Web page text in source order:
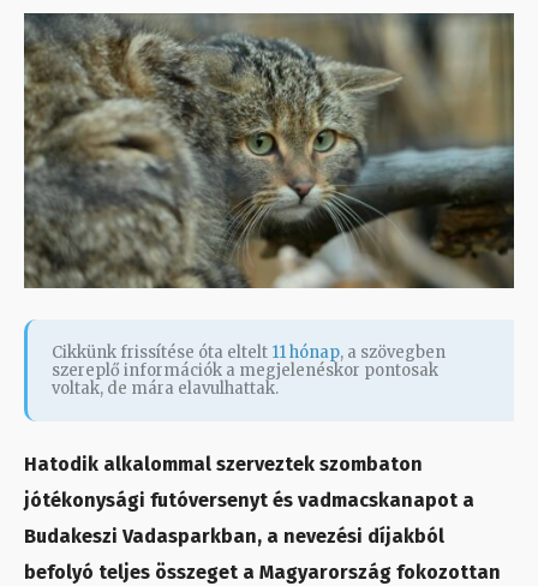
Cikkünk frissítése óta eltelt 11 hónap, a szövegben
szereplő információk a megjelenéskor pontosak
voltak, de mára elavulhattak.
Hatodik alkalommal szerveztek szombaton
jótékonysági futóversenyt és vadmacskanapot a
Budakeszi Vadasparkban, a nevezési díjakból
befolyó teljes összeget a Magyarország fokozottan